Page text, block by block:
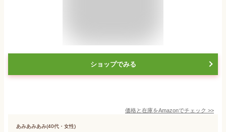
ショップでみる
価格と在庫をAmazonでチェック >>
あみあみあみ(40代・女性)